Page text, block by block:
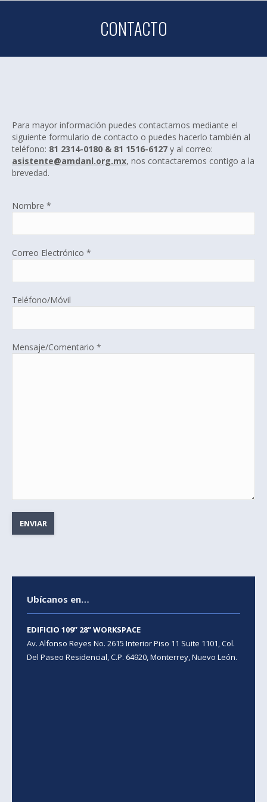
CONTACTO
Para mayor información puedes contactarnos mediante el
siguiente formulario de contacto o puedes hacerlo también al
teléfono: 81 2314-0180 & 81 1516-6127 y al correo:
asistente@amdanl.org.mx, nos contactaremos contigo a la
brevedad.
Nombre *
Correo Electrónico *
Teléfono/Móvil
Mensaje/Comentario *
Ubícanos en…
EDIFICIO 109” 28” WORKSPACE
Av. Alfonso Reyes No. 2615 Interior Piso 11 Suite 1101, Col.
Del Paseo Residencial, C.P. 64920, Monterrey, Nuevo León.